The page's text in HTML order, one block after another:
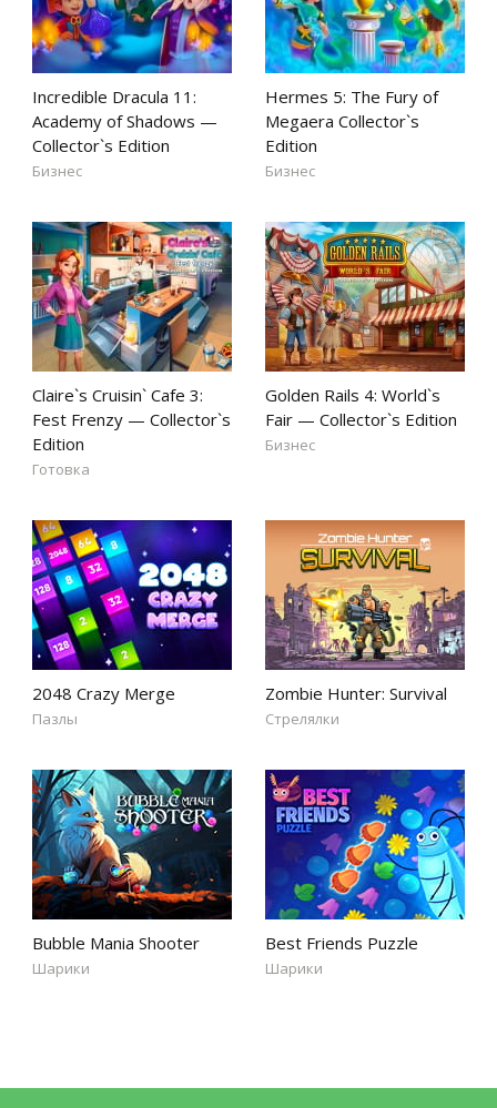
Incredible Dracula 11:
Academy of Shadows —
Collector`s Edition
Бизнес
Hermes 5: The Fury of
Megaera Collector`s
Edition
Бизнес
Claire`s Cruisin` Cafe 3:
Fest Frenzy — Collector`s
Edition
Готовка
Golden Rails 4: World`s
Fair — Collector`s Edition
Бизнес
2048 Crazy Merge
Пазлы
Zombie Hunter: Survival
Стрелялки
Bubble Mania Shooter
Шарики
Best Friends Puzzle
Шарики